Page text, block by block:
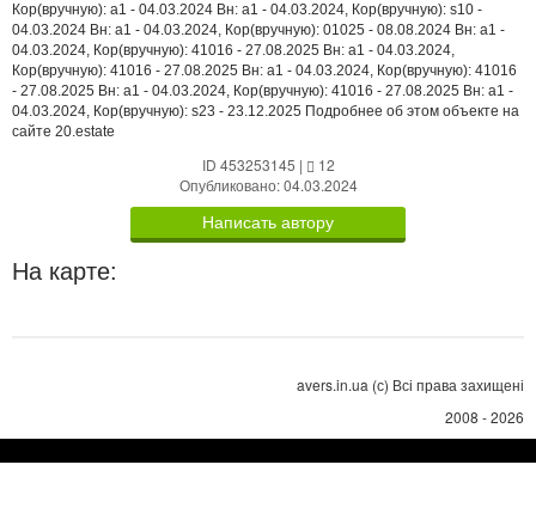
Кор(вручную): a1 - 04.03.2024 Вн: a1 - 04.03.2024, Кор(вручную): s10 -
04.03.2024 Вн: a1 - 04.03.2024, Кор(вручную): 01025 - 08.08.2024 Вн: a1 -
04.03.2024, Кор(вручную): 41016 - 27.08.2025 Вн: a1 - 04.03.2024,
Кор(вручную): 41016 - 27.08.2025 Вн: a1 - 04.03.2024, Кор(вручную): 41016
- 27.08.2025 Вн: a1 - 04.03.2024, Кор(вручную): 41016 - 27.08.2025 Вн: a1 -
04.03.2024, Кор(вручную): s23 - 23.12.2025 Подробнее об этом объекте на
сайте 20.estate
ID 453253145 |
12
Опубликовано: 04.03.2024
Написать автору
На карте:
avers.in.ua (с) Всі права захищені
2008 - 2026